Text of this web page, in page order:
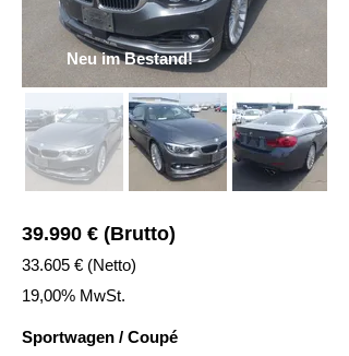
Neu im Bestand!
39.990 € (Brutto)
33.605 € (Netto)
19,00% MwSt.
Sportwagen / Coupé